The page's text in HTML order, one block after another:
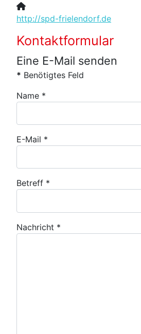
Website:
http://spd-frielendorf.de
Kontaktformular
Eine E-Mail senden
* Benötigtes Feld
Name *
E-Mail *
Betreff *
Nachricht *